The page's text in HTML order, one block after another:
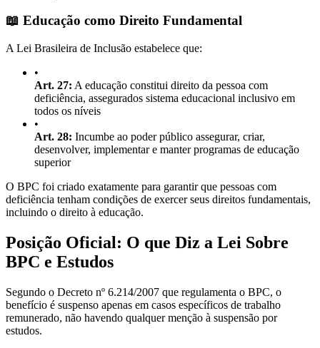
📖 Educação como Direito Fundamental
A Lei Brasileira de Inclusão estabelece que:
•
Art. 27: A educação constitui direito da pessoa com
deficiência, assegurados sistema educacional inclusivo em
todos os níveis
•
Art. 28: Incumbe ao poder público assegurar, criar,
desenvolver, implementar e manter programas de educação
superior
O BPC foi criado exatamente para garantir que pessoas com
deficiência tenham condições de exercer seus direitos fundamentais,
incluindo o direito à educação.
Posição Oficial: O que Diz a Lei Sobre
BPC e Estudos
Segundo o Decreto nº 6.214/2007 que regulamenta o BPC, o
benefício é suspenso apenas em casos específicos de trabalho
remunerado, não havendo qualquer menção à suspensão por
estudos.